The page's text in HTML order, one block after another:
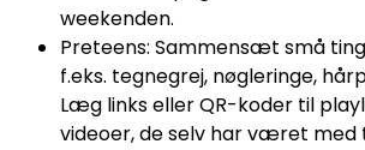
weekenden.
Preteens: Sammensæt små
f.eks. tegnegrej, nøgleringe,
Læg links eller QR-koder til
videoer, de selv har været med